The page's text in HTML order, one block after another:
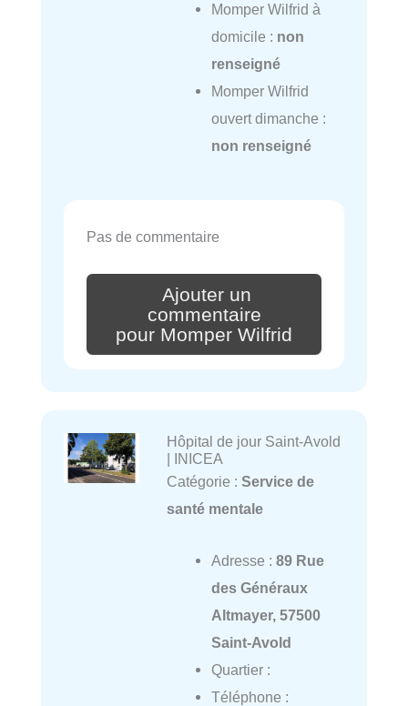
Momper Wilfrid à
domicile : non
renseigné
Momper Wilfrid
ouvert dimanche :
non renseigné
Pas de commentaire
Ajouter un
commentaire
pour Momper Wilfrid
Hôpital de jour Saint-Avold
| INICEA
Catégorie : Service de
santé mentale
Adresse : 89 Rue
des Généraux
Altmayer, 57500
Saint-Avold
Quartier :
Téléphone :